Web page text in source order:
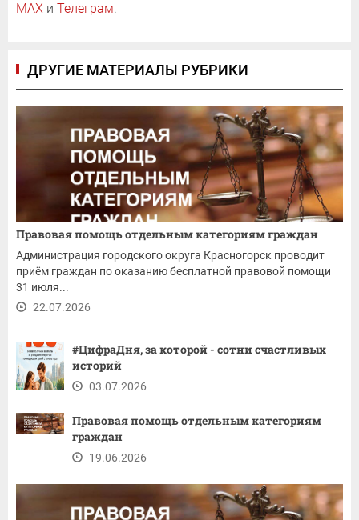
MAX и Телеграм.
ДРУГИЕ МАТЕРИАЛЫ РУБРИКИ
Правовая помощь отдельным категориям граждан
Администрация городского округа Красногорск проводит
приём граждан по оказанию бесплатной правовой помощи
31 июля...
22.07.2026
#ЦифраДня, за которой - сотни счастливых
историй
03.07.2026
Правовая помощь отдельным категориям
граждан
19.06.2026